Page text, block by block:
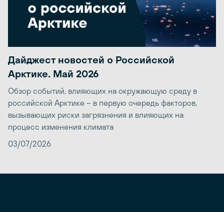
Дайджест новостей о Российской
Арктике. Май 2026
Обзор событий, влияющих на окружающую среду в
российской Арктике – в первую очередь факторов,
вызывающих риски загрязнения и влияющих на
процесс изменения климата
03/07/2026